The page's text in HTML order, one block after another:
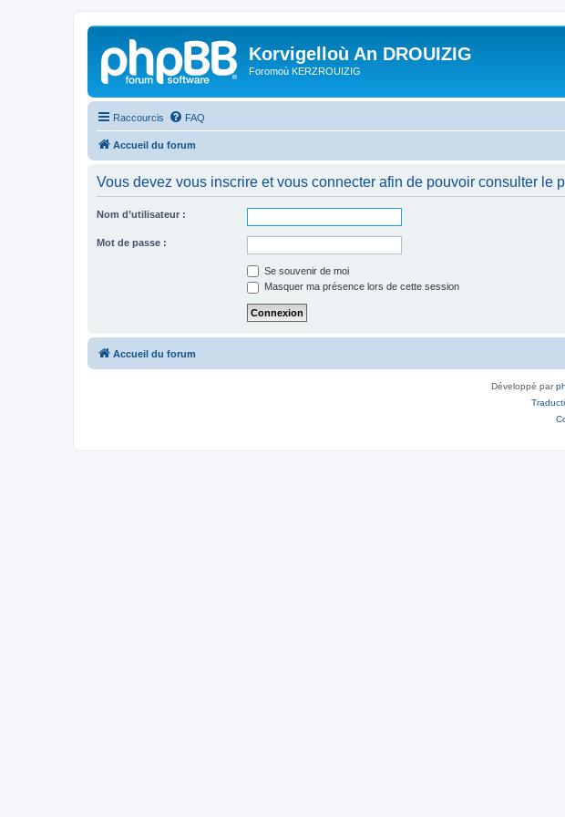
Korvigelloù An DROUIZIG
Foromoù KERZROUIZIG
Raccourcis FAQ
Accueil du forum
Vous devez vous inscrire et vous connecter afin de pouvoir consulter le
Nom d’utilisateur :
Mot de passe :
Se souvenir de moi
Masquer ma présence lors de cette session
Accueil du forum
Développé par